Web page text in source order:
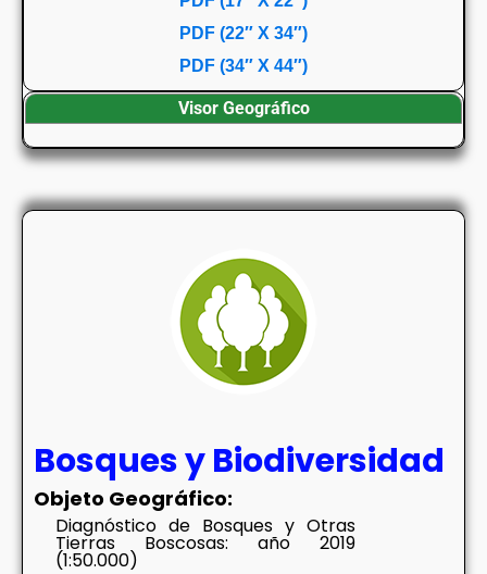
PDF (22″ X 34″)
PDF (34″ X 44″)
Visor Geográfico
Bosques y Biodiversidad
Objeto Geográfico:
Diagnóstico de Bosques y Otras
Tierras Boscosas: año 2019
(1:50.000)